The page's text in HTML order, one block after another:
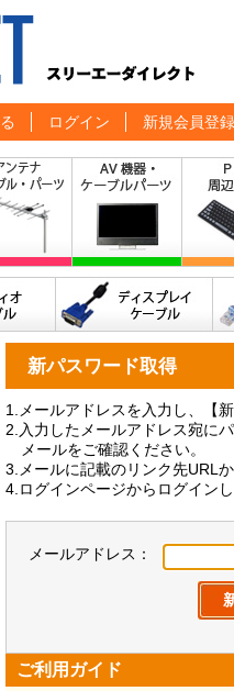
ログイン 新規会員登録
新パスワード取得
1.メールアドレスを入力し、【
2.入力したメールアドレス宛に
メールをご確認ください。
3.メールに記載のリンク先URL
4.ログインページからログイン
メールアドレス：
ご利用ガイド